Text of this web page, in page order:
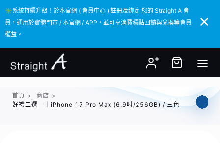
✳️系統持續升級！於本官網 ( 會員中心 ) 註冊及綁定 您的 Straight A 會
員，通用於實體門市 / 本官網 / APP，並可享消費積點回饋與兌換等會員
權益。
✳️系統持續升級！於本官網 ( 會員中心 ) 註冊及綁定 您的 Straight A 會
員，通用於實體門市 / 本官網 / APP，並可享消費積點回饋與兌換等會員
權益。
首頁 > 商店 >
好禮二選一｜iPhone 17 Pro Max (6.9吋/256GB) / 三色